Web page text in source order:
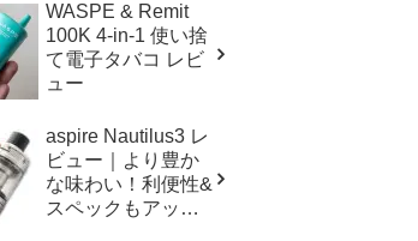
WASPE & Remit
100K 4-in-1 使い捨
て電子タバコ レビ
ュー
aspire Nautilus3 レ
ビュー｜より豊か
な味わい！利便性&
スペックもアップ